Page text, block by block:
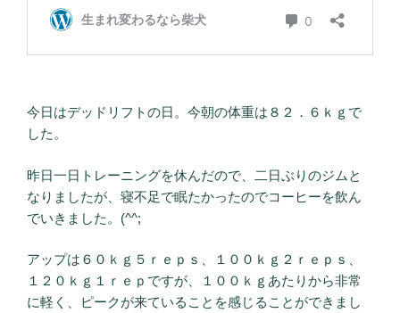
今日はデッドリフトの日。今朝の体重は８２．６ｋｇで
した。
昨日一日トレーニングを休んだので、二日ぶりのジムと
なりましたが、寝不足で眠たかったのでコーヒーを飲ん
でいきました。(^^;
アップは６０ｋｇ５ｒｅｐｓ、１００ｋｇ２ｒｅｐｓ、
１２０ｋｇ１ｒｅｐですが、１００ｋｇあたりから非常
に軽く、ピークが来ていることを感じることができまし